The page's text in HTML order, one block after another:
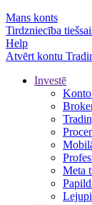
Mans konts
Tirdzniecība
Help
Atvērt kontu
Investē
Meta